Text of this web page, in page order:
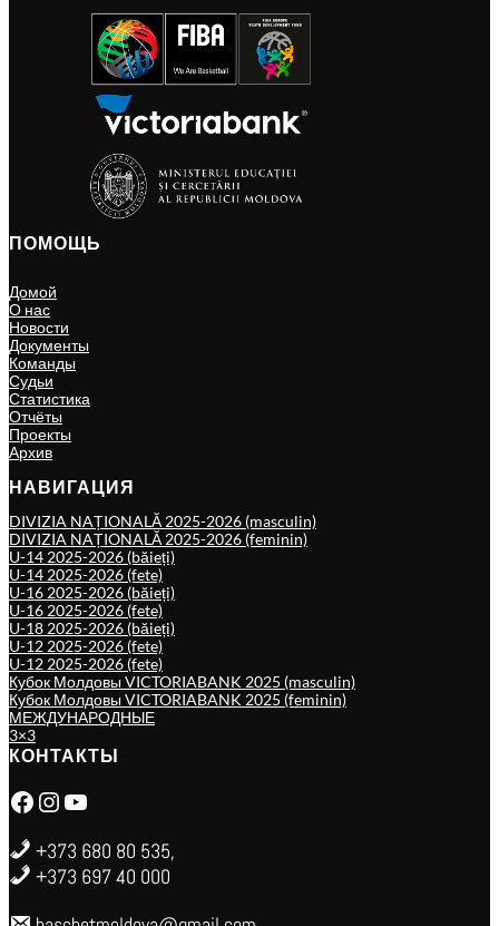
ПОМОЩЬ
Домой
О нас
Новости
Документы
Команды
Судьи
Статистика
Отчёты
Проекты
Архив
НАВИГАЦИЯ
DIVIZIA NAȚIONALĂ 2025-2026 (masculin)
DIVIZIA NAȚIONALĂ 2025-2026 (feminin)
U-14 2025-2026 (băieți)
U-14 2025-2026 (fete)
U-16 2025-2026 (băieți)
U-16 2025-2026 (fete)
U-18 2025-2026 (băieți)
U-12 2025-2026 (fete)
U-12 2025-2026 (fete)
Кубок Молдовы VICTORIABANK 2025 (masculin)
Кубок Молдовы VICTORIABANK 2025 (feminin)
МЕЖДУНАРОДНЫЕ
3×3
КОНТАКТЫ
Facebook Instagram YouTube
+373 680 80 535,
+373 697 40 000